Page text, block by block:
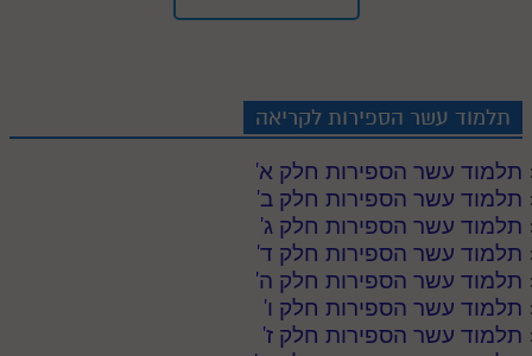
בית שער הכוונות
שידור חי
הזמן סט תע"ס
הזמן סט תלמוד עשר הספירות
ספרים להורדה
תלמוד עשר הספירות לקריאה
תלמוד עשר הספירות חלק א'
תלמוד עשר הספירות חלק ב'
תלמוד עשר הספירות חלק ג'
תלמוד עשר הספירות חלק ד'
תלמוד עשר הספירות חלק ה'
תלמוד עשר הספירות חלק ו'
תלמוד עשר הספירות חלק ז'